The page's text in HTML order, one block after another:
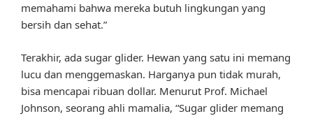
memahami bahwa mereka butuh lingkungan yang
bersih dan sehat.”
Terakhir, ada sugar glider. Hewan yang satu ini memang
lucu dan menggemaskan. Harganya pun tidak murah,
bisa mencapai ribuan dollar. Menurut Prof. Michael
Johnson, seorang ahli mamalia, “Sugar glider memang